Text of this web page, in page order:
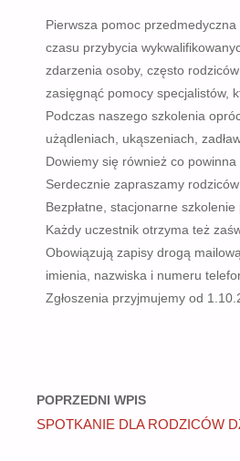
Pierwsza pomoc
czasu przybycia
zdarzenia osoby, często
zasięgnąć pomocy specjalistów,
Podczas naszego szkolenia
użądleniach, ukąszeniach,
Dowiemy się również co
Serdecznie zapraszamy
Bezpłatne, stacjonarne
Każdy uczestnik otrzyma też
Obowiązują zapisy drogą
imienia, nazwiska i numeru
Zgłoszenia przyjmujemy od
POPRZEDNI WPIS
SPOTKANIE DLA RODZICÓW